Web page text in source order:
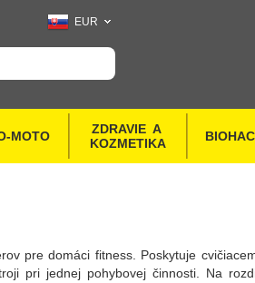
MOTO
ZDRAVIE  A
KOZMETIKA
EUR
pre domáci fitness. Poskytuje
pri jednej pohybovej činnosti. Na